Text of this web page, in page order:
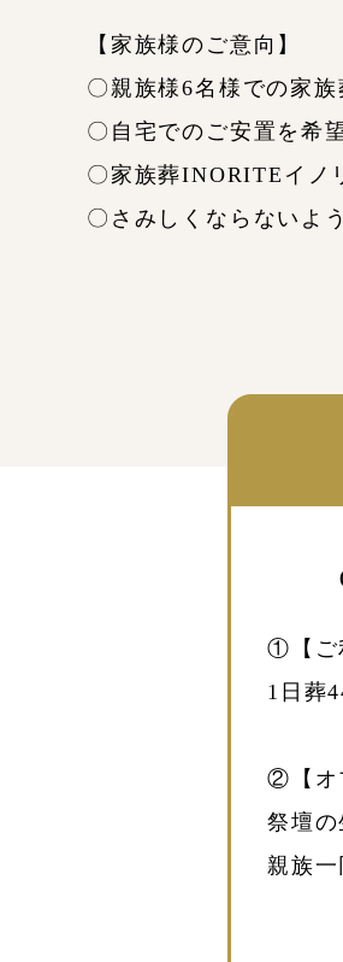
【家族様のご意向】
〇親族様6名様での家族
〇自宅でのご安置を希
〇家族葬INORITEイ
〇さみしくならないよ
①【ご
1日葬
②【オ
祭壇
親族